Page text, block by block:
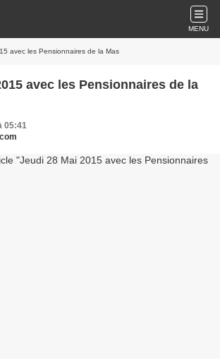
MENU
avec les Pensionnaires de la Mas
avec les Pensionnaires de la
05:41